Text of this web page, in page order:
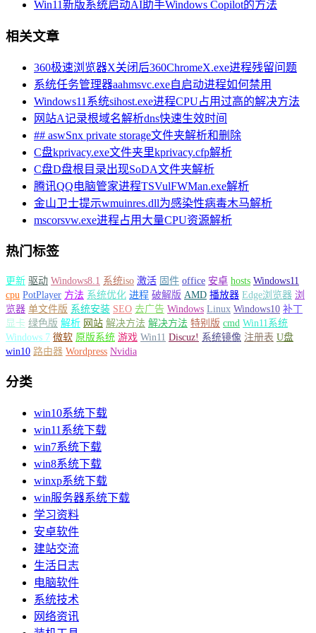
Win11新版系统启动AI助手Windows Copilot的方法
相关文章
360极速浏览器X关闭后360ChromeX.exe进程残留问题
系统任务管理器aahmsvc.exe自启动进程如何禁用
Windows11系统sihost.exe进程CPU占用过高的解决方法
网站A记录根域名解析dns快速生效时间
## aswSnx private storage文件夹解析和删除
C盘kprivacy.exe文件夹里kprivacy.cfp解析
C盘D盘根目录出现SoDA文件夹解析
腾讯QQ电脑管家进程TSVulFWMan.exe解析
金山卫士提示wmuinres.dll为感染性病毒木马解析
mscorsvw.exe进程占用大量CPU资源解析
热门标签
更新 驱动 Windows8.1 系统iso 激活 固件 office 安卓 hosts Windows11
cpu PotPlayer 方法 系统优化 进程 破解版 AMD 播放器 Edge浏览器 浏
览器 单文件版 系统安装 SEO 去广告 Windows Linux Windows10 补丁
显卡 绿色版 解析 网站 解决方法 解决方法 特别版 cmd Win11系统
Windows 7 微软 原版系统 游戏 Win11 Discuz! 系统镜像 注册表 U盘
win10 路由器 Wordpress Nvidia
分类
win10系统下载
win11系统下载
win7系统下载
win8系统下载
winxp系统下载
win服务器系统下载
学习资料
安卓软件
建站交流
生活日志
电脑软件
系统技术
网络资讯